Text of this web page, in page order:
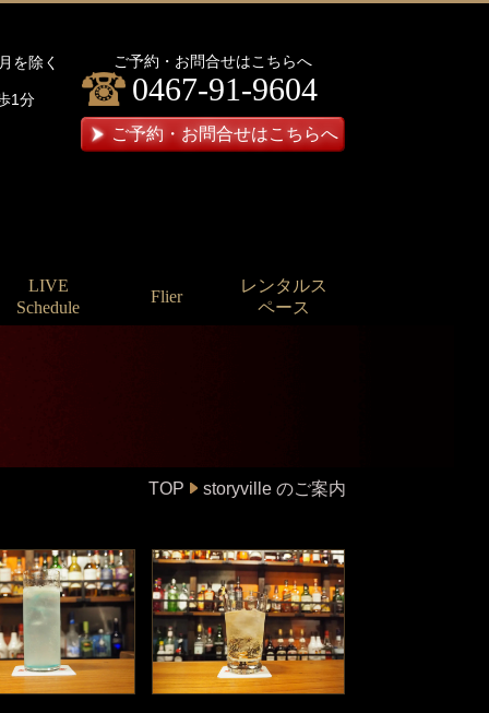
を除く
1分
ご予約・お問合せはこちらへ
0467-91-9604
ご予約・お問合せはこちらへ
LIVE
Schedule
Flier
レンタルス
ペース
TOP storyville のご案内